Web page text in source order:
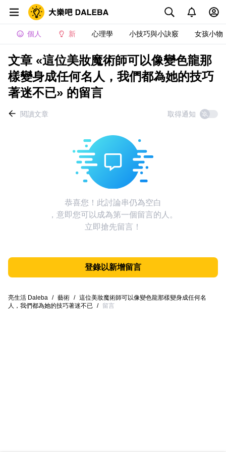
個人 新 心理學 小技巧與小訣竅 女孩小物
文章 «這位美妝魔術師可以像變色龍那
樣變身成任何名人，我們都為她的技巧
著迷不已» 的留言
閱讀文章 取得通知
恭喜您！此討論串仍為空白
，意即您可以成為第一個留言的人。
立即搶先留言！
登錄以新增留言
亮生活 Daleba / 藝術 / 這位美妝魔術師可以像變色龍那樣變身成任何名
人，我們都為她的技巧著迷不已 / 留言